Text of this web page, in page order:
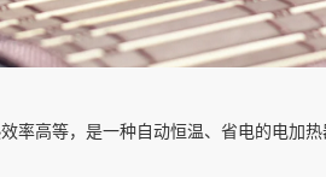
率高等，是一种自动恒温、省电的电加